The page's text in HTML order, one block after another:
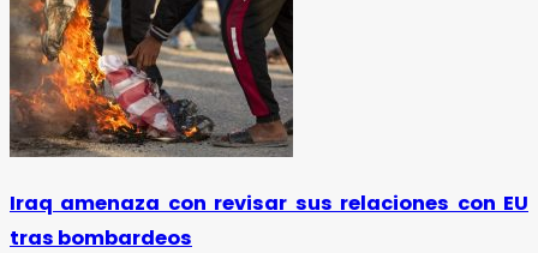
Iraq amenaza con revisar sus relaciones con EU
tras bombardeos